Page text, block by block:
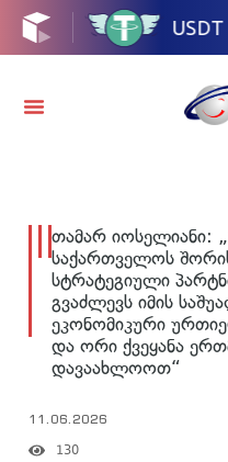
თამარ იოსელიანი:
საქართველოს
სტრატეგიული
გვაძლევს იმის
ეკონომიკური
და ორი ქვეყანა
დავაახლოოთ“
11.06.2026
130